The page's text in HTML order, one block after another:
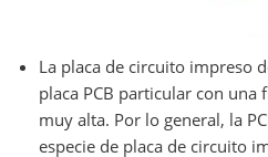
La placa de circuito impreso
placa PCB particular con una
muy alta. Por lo general, la
especie de placa de circuito